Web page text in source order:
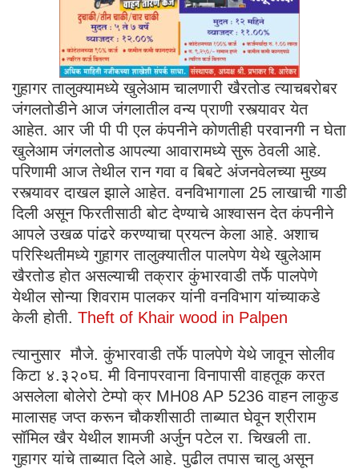
गुहागर तालुक्यामध्ये खुलेआम चालणारी खैरतोड त्याचबरोबर
जंगलतोडीने आज जंगलातील वन्य प्राणी रस्त्यावर येत
आहेत. आर जी पी पी एल कंपनीने कोणतीही परवानगी न घेता
खुलेआम जंगलतोड आपल्या आवारामध्ये सुरू ठेवली आहे.
परिणामी आज तेथील रान गवा व बिबटे अंजनवेलच्या मुख्य
रस्त्यावर दाखल झाले आहेत. वनविभागाला 25 लाखाची गाडी
दिली असून फिरतीसाठी बोट देण्याचे आश्वासन देत कंपनीने
आपले उखळ पांढरे करण्याचा प्रयत्न केला आहे. अशाच
परिस्थितीमध्ये गुहागर तालुक्यातील पालपेण येथे खुलेआम
खैरतोड होत असल्याची तक्रार कुंभारवाडी तर्फे पालपेणे
येथील सोन्या शिवराम पालकर यांनी वनविभाग यांच्याकडे
केली होती. Theft of Khair wood in Palpen
त्यानुसार मौजे. कुंभारवाडी तर्फे पालपेणे येथे जावून सोलीव
किटा ४.३२०घ. मी विनापरवाना विनापासी वाहतूक करत
असलेला बोलेरो टेम्पो क्र MH08 AP 5236 वाहन लाकुड
मालासह जप्त करून चौकशीसाठी ताब्यात घेवून श्रीराम
सॉमिल खैर येथील शामजी अर्जुन पटेल रा. चिखली ता.
गुहागर यांचे ताब्यात दिले आहे. पुढील तपास चालु असून